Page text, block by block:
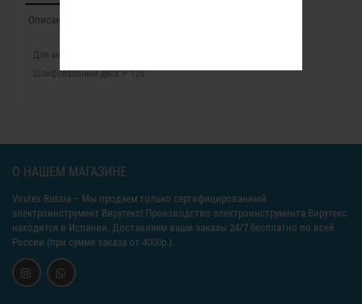
Описание
Для модели PDE446L.
Шлифовальный диск P 120.
О НАШЕМ МАГАЗИНЕ
Virutex Russia – Мы продаем только сертифицированный
электроинструмент Вирутекс! Производство электроинструмента Вирутекс
находится в Испании. Доставляем ваши заказы 24/7 бесплатно по всей
России (при сумме заказа от 4000р.).